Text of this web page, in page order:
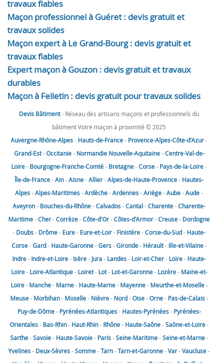
travaux fiables
Maçon professionnel à Guéret : devis gratuit et
travaux solides
Maçon expert à Le Grand-Bourg : devis gratuit et
travaux fiables
Expert maçon à Gouzon : devis gratuit et travaux
durables
Maçon à Felletin : devis gratuit pour travaux solides
Devis Bâtiment- Réseau des artisans maçons et professionnels du
bâtiment Votre maçon à proximité © 2025
Auvergne-Rhône-Alpes- Hauts-de-France- Provence-Alpes-Côte-d'Azur-
Grand-Est-Occitanie- Normandie Nouvelle-Aquitaine-Centre-Val-de-
Loire- Bourgogne-Franche-Comté- Bretagne-Corse- Pays-de-la-Loire-
Île-de-France-Ain-Aisne-Allier-Alpes-de-Haute-Provence- Hautes-
Alpes-Alpes-Maritimes-Ardèche-Ardennes-Ariège-Aube-Aude-
Aveyron- Bouches-du-Rhône-Calvados-Cantal-Charente-Charente-
Maritime-Cher-Corrèze-Côte-d'Or-Côtes-d'Armor-Creuse- Dordogne
- Doubs- Drôme- Eure- Eure-et-Loir- Finistère-Corse-du-Sud- Haute-
Corse-Gard- Haute-Garonne-Gers-Gironde- Hérault- Ille-et-Vilaine-
Indre- Indre-et-Loire- Isère- Jura- Landes- Loir-et-Cher- Loire- Haute-
Loire- Loire-Atlantique- Loiret- Lot- Lot-et-Garonne- Lozère- Maine-et-
Loire- Manche- Marne- Haute-Marne- Mayenne- Meurthe-et-Moselle-
Meuse- Morbihan- Moselle- Nièvre- Nord-Oise-Orne- Pas-de-Calais-
Puy-de-Dôme- Pyrénées-Atlantiques- Hautes-Pyrénées- Pyrénées-
Orientales- Bas-Rhin- Haut-Rhin- Rhône- Haute-Saône-Saône-et-Loire-
Sarthe-Savoie- Haute-Savoie- Paris-Seine-Maritime-Seine-et-Marne-
Yvelines- Deux-Sèvres-Somme-Tarn-Tarn-et-Garonne-Var-Vaucluse-